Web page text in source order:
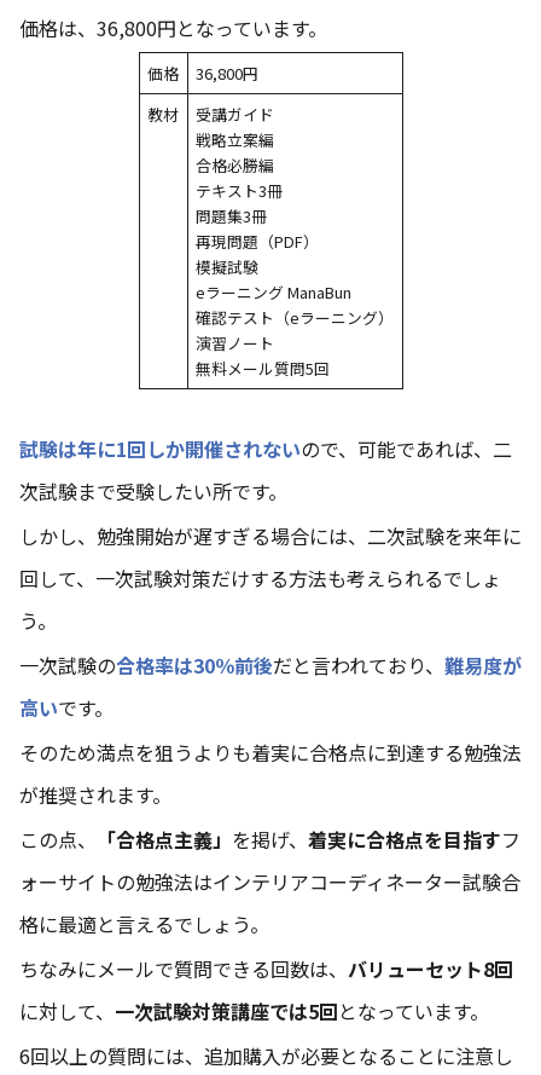
価格は、36,800円となっています。
価格
36,800円
教材
受講ガイド
戦略立案編
合格必勝編
テキスト3冊
問題集3冊
再現問題（PDF）
模擬試験
eラーニング ManaBun
確認テスト（eラーニング）
演習ノート
無料メール質問5回
試験は年に1回しか開催されないので、可能であれば、二
次試験まで受験したい所です。
しかし、勉強開始が遅すぎる場合には、二次試験を来年に
回して、一次試験対策だけする方法も考えられるでしょ
う。
一次試験の合格率は30％前後だと言われており、 難易度が
高いです。
そのため満点を狙うよりも着実に合格点に到達する勉強法
が推奨されます。
この点、
「合格点主義」 を掲げ、 着実に合格点を目指すフ
ォーサイトの勉強法はインテリアコーディネーター試験合
格に最適と言えるでしょう。
ちなみにメールで質問できる回数は、 バリューセット8回
に対して、 一次試験対策講座では5回となっています。
6回以上の質問には、追加購入が必要となることに注意し